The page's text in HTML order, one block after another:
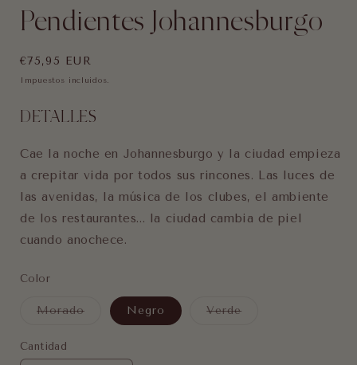
Pendientes Johannesburgo
Precio
habitual
€75,95 EUR
Impuestos incluidos.
DETALLES
Cae la noche en Johannesburgo y la ciudad empieza
a crepitar vida por todos sus rincones. Las luces de
las avenidas, la música de los clubes, el ambiente
de los restaurantes... la ciudad cambia de piel
cuando anochece.
Color
MoradoVariante
agotada
Negro VerdeVariante
Cantidad
Cantidad